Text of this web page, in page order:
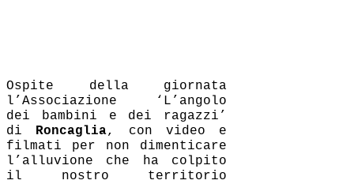
Ospite della giornata
l’Associazione ‘L’angolo
dei bambini e dei ragazzi’
di Roncaglia, con video e
filmati per non dimenticare
l’alluvione che ha colpito
il nostro territorio